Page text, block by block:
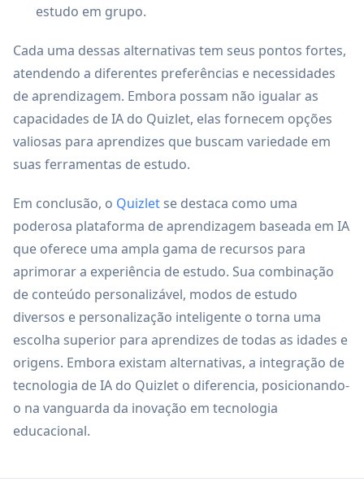
estudo em grupo.
Cada uma dessas alternativas tem seus pontos fortes,
atendendo a diferentes preferências e necessidades
de aprendizagem. Embora possam não igualar as
capacidades de IA do Quizlet, elas fornecem opções
valiosas para aprendizes que buscam variedade em
suas ferramentas de estudo.
Em conclusão, o Quizlet se destaca como uma
poderosa plataforma de aprendizagem baseada em IA
que oferece uma ampla gama de recursos para
aprimorar a experiência de estudo. Sua combinação
de conteúdo personalizável, modos de estudo
diversos e personalização inteligente o torna uma
escolha superior para aprendizes de todas as idades e
origens. Embora existam alternativas, a integração de
tecnologia de IA do Quizlet o diferencia, posicionando-
o na vanguarda da inovação em tecnologia
educacional.